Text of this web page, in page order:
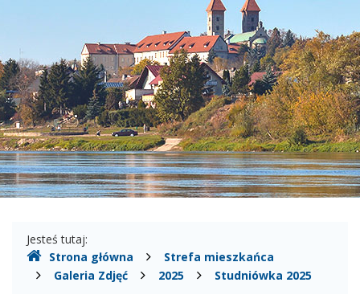
Gdzie
jesteśmy
Jesteś tutaj:
Strona główna
Strefa mieszkańca
Galeria Zdjęć
2025 Studniówka 2025